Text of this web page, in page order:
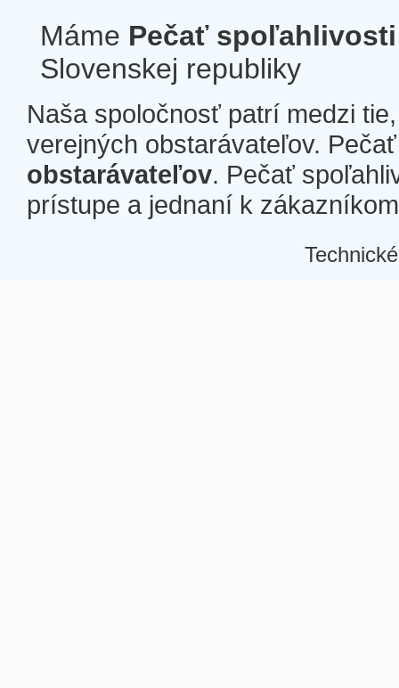
Máme Pečať spoľahlivosti
Slovenskej republiky
Naša spoločnosť patrí medzi
verejných obstarávateľov.
obstarávateľov. Pečať
prístupe a jednaní k